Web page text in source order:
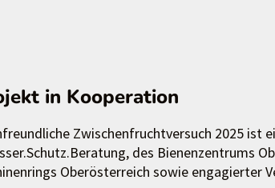
in Kooperation
Zwischenfruchtversuch 2025 ist
des Bienenzentrums
Oberösterreich sowie engagierter